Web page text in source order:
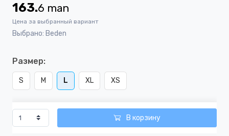
163.6 man
Цена за выбранный вариант
Выбрано: Beden
Размер:
S M L XL XS
В корзину